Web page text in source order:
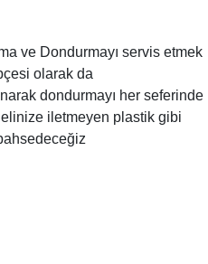
ve Dondurmayı servis etmek
olarak da
dondurmayı her seferinde
iletmeyen plastik gibi